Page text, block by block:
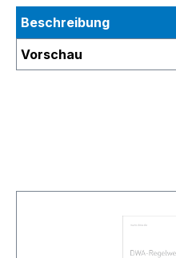
Beschreibung
Vorschau